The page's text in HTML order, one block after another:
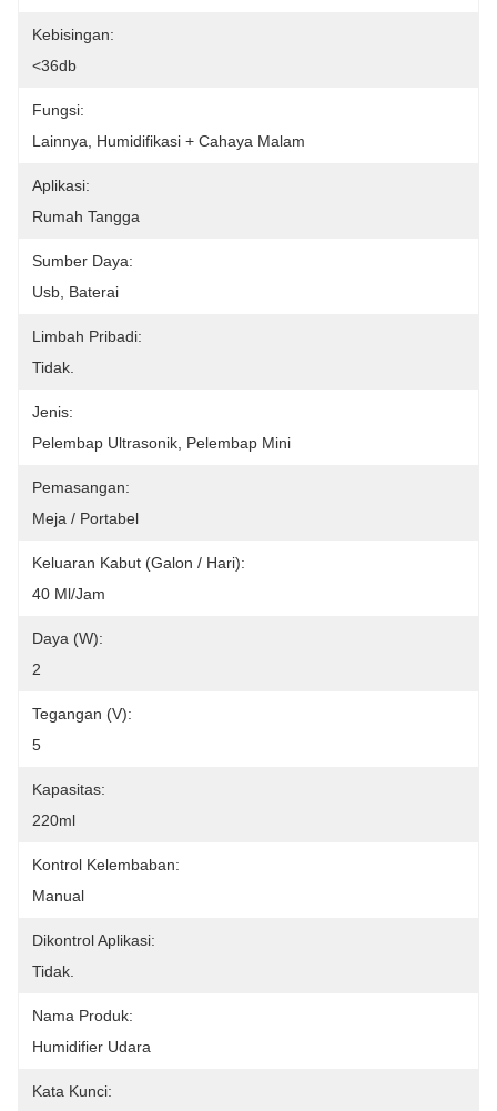
Kebisingan:
<36db
Fungsi:
Lainnya, Humidifikasi + Cahaya Malam
Aplikasi:
Rumah Tangga
Sumber Daya:
Usb, Baterai
Limbah Pribadi:
Tidak.
Jenis:
Pelembap Ultrasonik, Pelembap Mini
Pemasangan:
Meja / Portabel
Keluaran Kabut (galon / Hari):
40 Ml/jam
Daya (W):
2
Tegangan (V):
5
Kapasitas:
220ml
Kontrol Kelembaban:
Manual
Dikontrol Aplikasi:
Tidak.
Nama Produk:
Humidifier Udara
Kata Kunci: